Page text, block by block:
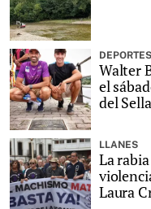
DEPORTES
Walter
el
del Sella
LLANES
La
Laura